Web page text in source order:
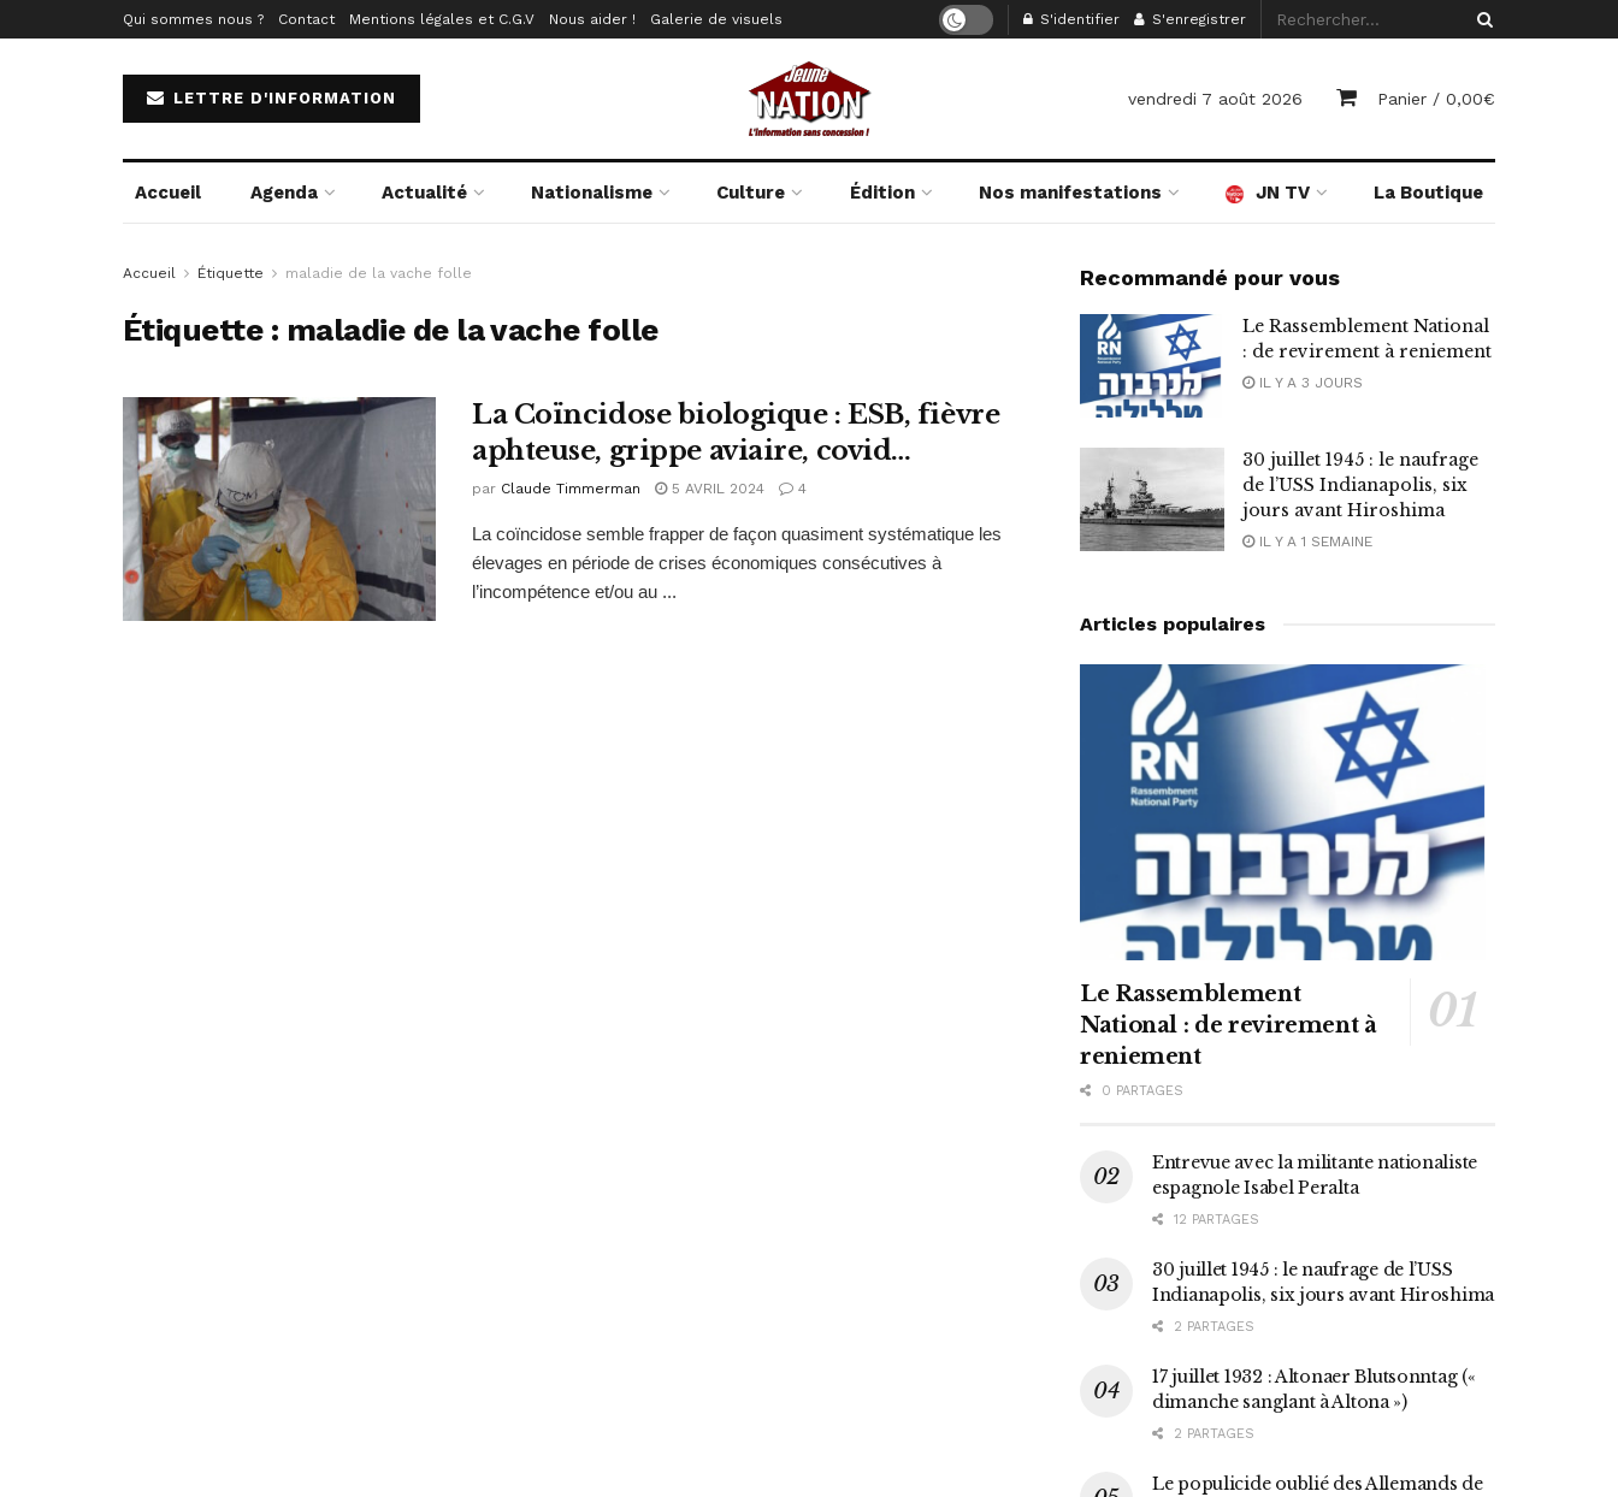
Qui sommes nous ? Contact Mentions légales et C.G.V Nous aider ! Galerie de visuels S'identifier S'enregistrer
LETTRE D'INFORMATION vendredi 7 août 2026 Panier / 0,00€
Accueil Agenda Actualité Nationalisme Culture Édition Nos manifestations JN TV La Boutique
Accueil Étiquette maladie de la vache folle
Étiquette : maladie de la vache folle
La Coïncidose biologique : ESB, fièvre
aphteuse, grippe aviaire, covid…
par Claude Timmerman 5 AVRIL 2024 4
La coïncidose semble frapper de façon quasiment systématique les
élevages en période de crises économiques consécutives à
l’incompétence et/ou au ...
Recommandé pour vous
Le Rassemblement National
: de revirement à reniement
IL Y A 3 JOURS
30 juillet 1945 : le naufrage
de l’USS Indianapolis, six
jours avant Hiroshima
IL Y A 1 SEMAINE
Articles populaires
Le Rassemblement
National : de revirement à
reniement
0 PARTAGES
Entrevue avec la militante nationaliste
espagnole Isabel Peralta
12 PARTAGES
30 juillet 1945 : le naufrage de l’USS
Indianapolis, six jours avant Hiroshima
2 PARTAGES
17 juillet 1932 : Altonaer Blutsonntag («
dimanche sanglant à Altona »)
2 PARTAGES
Le populicide oublié des Allemands de